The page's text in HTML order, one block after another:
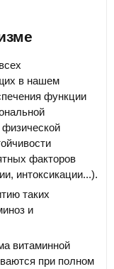
в нашем
функции
факторов
интоксикации...).
таких
и
витаминной
при полном